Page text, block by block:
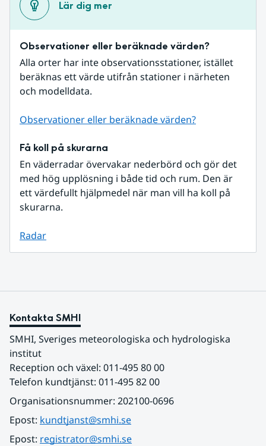
Lär dig mer
Observationer eller beräknade värden?
Alla orter har inte observationsstationer, istället
beräknas ett värde utifrån stationer i närheten
och modelldata.
Observationer eller beräknade värden?
Få koll på skurarna
En väderradar övervakar nederbörd och gör det
med hög upplösning i både tid och rum. Den är
ett värdefullt hjälpmedel när man vill ha koll på
skurarna.
Radar
Kontakta SMHI
SMHI, Sveriges meteorologiska och hydrologiska
institut
Reception och växel: 011-495 80 00
Telefon kundtjänst: 011-495 82 00
Organisationsnummer: 202100-0696
Epost: kundtjanst@smhi.se
Epost: registrator@smhi.se